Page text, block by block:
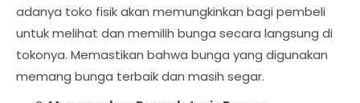
adanya toko fisik akan memungkinkan bagi pembeli
untuk melihat dan memilih bunga secara langsung di
tokonya. Memastikan bahwa bunga yang digunakan
memang bunga terbaik dan masih segar.